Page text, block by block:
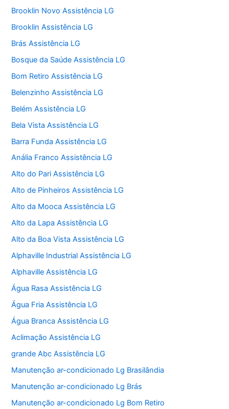
Brooklin Novo Assistência LG
Brooklin Assistência LG
Brás Assistência LG
Bosque da Saúde Assistência LG
Bom Retiro Assistência LG
Belenzinho Assistência LG
Belém Assistência LG
Bela Vista Assistência LG
Barra Funda Assistência LG
Anália Franco Assistência LG
Alto do Pari Assistência LG
Alto de Pinheiros Assistência LG
Alto da Mooca Assistência LG
Alto da Lapa Assistência LG
Alto da Boa Vista Assistência LG
Alphaville Industrial Assistência LG
Alphaville Assistência LG
Água Rasa Assistência LG
Água Fria Assistência LG
Água Branca Assistência LG
Aclimação Assistência LG
grande Abc Assistência LG
Manutenção ar-condicionado Lg Brasilândia
Manutenção ar-condicionado Lg Brás
Manutenção ar-condicionado Lg Bom Retiro